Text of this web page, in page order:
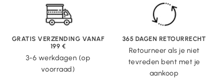
GRATIS VERZENDING VANAF
199 €
3-6 werkdagen (op
voorraad)
365 DAGEN RETOURRECHT
Retourneer als je niet
tevreden bent met je
aankoop